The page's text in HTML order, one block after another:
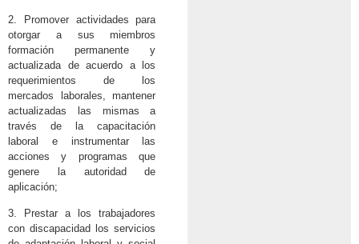
2. Promover actividades para
otorgar a sus miembros
formación permanente y
actualizada de acuerdo a los
requerimientos de los
mercados laborales, mantener
actualizadas las mismas a
través de la capacitación
laboral e instrumentar las
acciones y programas que
genere la autoridad de
aplicación;
3. Prestar a los trabajadores
con discapacidad los servicios